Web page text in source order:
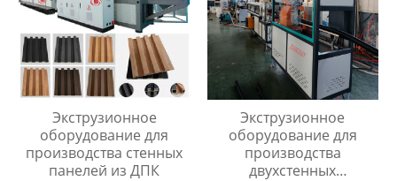
Экструзионное
оборудование для
производства стенных
панелей из ДПК
Экструзионное
оборудование для
производства
двухстенных